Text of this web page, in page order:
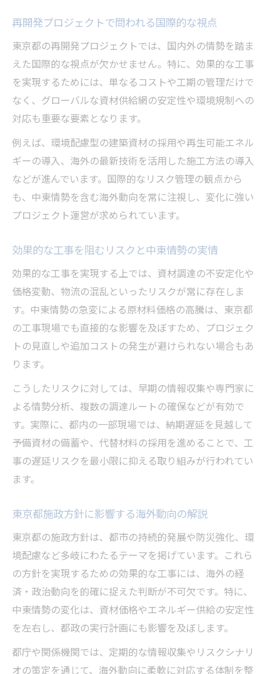
再開発プロジェクトで問われる国際的な視点
東京都の再開発プロジェクトでは、国内外の情勢を踏ま
えた国際的な視点が欠かせません。特に、効果的な工事
を実現するためには、単なるコストや工期の管理だけで
なく、グローバルな資材供給網の安定性や環境規制への
対応も重要な要素となります。
例えば、環境配慮型の建築資材の採用や再生可能エネル
ギーの導入、海外の最新技術を活用した施工方法の導入
などが進んでいます。国際的なリスク管理の観点から
も、中東情勢を含む海外動向を常に注視し、変化に強い
プロジェクト運営が求められています。
効果的な工事を阻むリスクと中東情勢の実情
効果的な工事を実現する上では、資材調達の不安定化や
価格変動、物流の混乱といったリスクが常に存在しま
す。中東情勢の急変による原材料価格の高騰は、東京都
の工事現場でも直接的な影響を及ぼすため、プロジェク
トの見直しや追加コストの発生が避けられない場合もあ
ります。
こうしたリスクに対しては、早期の情報収集や専門家に
よる情勢分析、複数の調達ルートの確保などが有効で
す。実際に、都内の一部現場では、納期遅延を見越して
予備資材の備蓄や、代替材料の採用を進めることで、工
事の遅延リスクを最小限に抑える取り組みが行われてい
ます。
東京都施政方針に影響する海外動向の解説
東京都の施政方針は、都市の持続的発展や防災強化、環
境配慮など多岐にわたるテーマを掲げています。これら
の方針を実現するための効果的な工事には、海外の経
済・政治動向を的確に捉えた判断が不可欠です。特に、
中東情勢の変化は、資材価格やエネルギー供給の安定性
を左右し、都政の実行計画にも影響を及ぼします。
都庁や関係機関では、定期的な情報収集やリスクシナリ
オの策定を通じて、海外動向に柔軟に対応する体制を整